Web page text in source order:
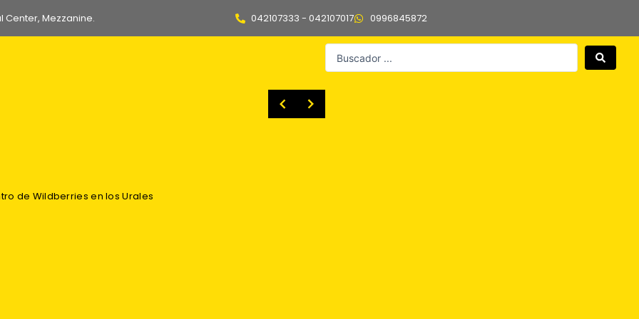
Center, Mezzanine. 042107333 - 042107017 0996845872
inclusivo para escapar del subdesarrollo
Search